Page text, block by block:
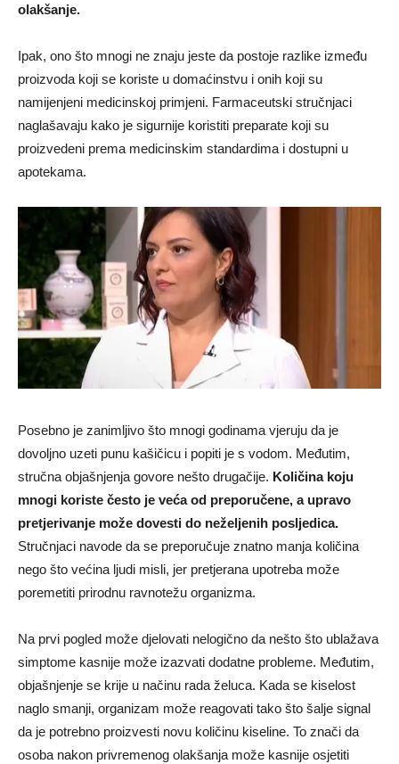
olakšanje.
Ipak, ono što mnogi ne znaju jeste da postoje razlike između
proizvoda koji se koriste u domaćinstvu i onih koji su
namijenjeni medicinskoj primjeni. Farmaceutski stručnjaci
naglašavaju kako je sigurnije koristiti preparate koji su
proizvedeni prema medicinskim standardima i dostupni u
apotekama.
Posebno je zanimljivo što mnogi godinama vjeruju da je
dovoljno uzeti punu kašičicu i popiti je s vodom. Međutim,
stručna objašnjenja govore nešto drugačije. Količina koju
mnogi koriste često je veća od preporučene, a upravo
pretjerivanje može dovesti do neželjenih posljedica.
Stručnjaci navode da se preporučuje znatno manja količina
nego što većina ljudi misli, jer pretjerana upotreba može
poremetiti prirodnu ravnotežu organizma.
Na prvi pogled može djelovati nelogično da nešto što ublažava
simptome kasnije može izazvati dodatne probleme. Međutim,
objašnjenje se krije u načinu rada želuca. Kada se kiselost
naglo smanji, organizam može reagovati tako što šalje signal
da je potrebno proizvesti novu količinu kiseline. To znači da
osoba nakon privremenog olakšanja može kasnije osjetiti